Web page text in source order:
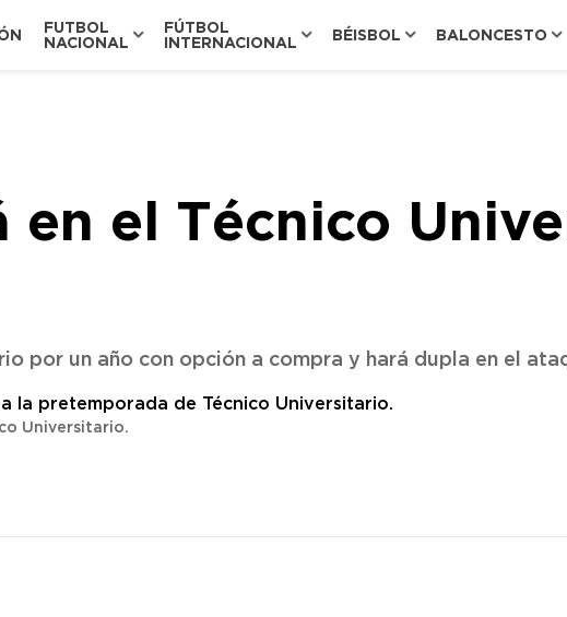
FUTBOL
NACIONAL
FÚTBOL
INTERNACIONAL
BÉISBOL BALONCESTO
en el Técnico
por un año con opción a compra y hará dupla en el
Universitario.